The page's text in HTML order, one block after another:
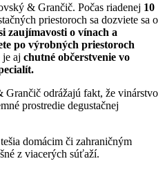
& Grančič. Počas riadenej 10
priestoroch sa dozviete sa o
zaujímavosti o vínach a
po výrobných priestoroch
je aj chutné občerstvenie vo
odrážajú fakt, že vinárstvo
prostredie degustačnej
domácim či zahraničným
z viacerých súťaží.